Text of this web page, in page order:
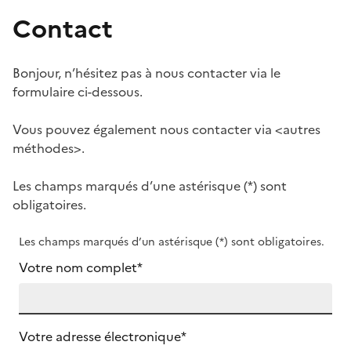
Contact
Bonjour, n’hésitez pas à nous contacter via le
formulaire ci-dessous.
Vous pouvez également nous contacter via <autres
méthodes>.
Les champs marqués d’une astérisque (*) sont
obligatoires.
Les champs marqués d’un astérisque (*) sont obligatoires.
Votre nom complet*
Votre adresse électronique*